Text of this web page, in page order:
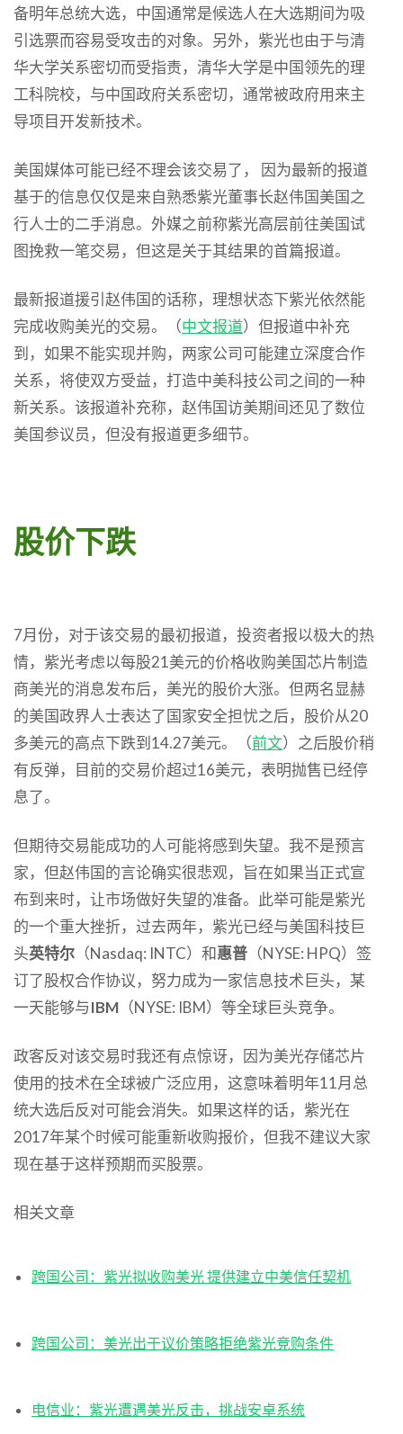
备明年总统大选，中国通常是候选人在大选期间为吸
引选票而容易受攻击的对象。另外，紫光也由于与清
华大学关系密切而受指责，清华大学是中国领先的理
工科院校，与中国政府关系密切，通常被政府用来主
导项目开发新技术。
美国媒体可能已经不理会该交易了， 因为最新的报道
基于的信息仅仅是来自熟悉紫光董事长赵伟国美国之
行人士的二手消息。外媒之前称紫光高层前往美国试
图挽救一笔交易，但这是关于其结果的首篇报道。
最新报道援引赵伟国的话称，理想状态下紫光依然能
完成收购美光的交易。（中文报道）但报道中补充
到，如果不能实现并购，两家公司可能建立深度合作
关系，将使双方受益，打造中美科技公司之间的一种
新关系。该报道补充称，赵伟国访美期间还见了数位
美国参议员，但没有报道更多细节。
股价下跌
7月份，对于该交易的最初报道，投资者报以极大的热
情，紫光考虑以每股21美元的价格收购美国芯片制造
商美光的消息发布后，美光的股价大涨。但两名显赫
的美国政界人士表达了国家安全担忧之后，股价从20
多美元的高点下跌到14.27美元。（前文）之后股价稍
有反弹，目前的交易价超过16美元，表明抛售已经停
息了。
但期待交易能成功的人可能将感到失望。我不是预言
家，但赵伟国的言论确实很悲观，旨在如果当正式宣
布到来时，让市场做好失望的准备。此举可能是紫光
的一个重大挫折，过去两年，紫光已经与美国科技巨
头英特尔 （Nasdaq: INTC）和惠普 （NYSE: HPQ）签
订了股权合作协议，努力成为一家信息技术巨头，某
一天能够与IBM （NYSE: IBM）等全球巨头竞争。
政客反对该交易时我还有点惊讶，因为美光存储芯片
使用的技术在全球被广泛应用，这意味着明年11月总
统大选后反对可能会消失。如果这样的话，紫光在
2017年某个时候可能重新收购报价，但我不建议大家
现在基于这样预期而买股票。
相关文章
跨国公司：紫光拟收购美光 提供建立中美信任契机
跨国公司：美光出于议价策略拒绝紫光竞购条件
电信业：紫光遭遇美光反击，挑战安卓系统